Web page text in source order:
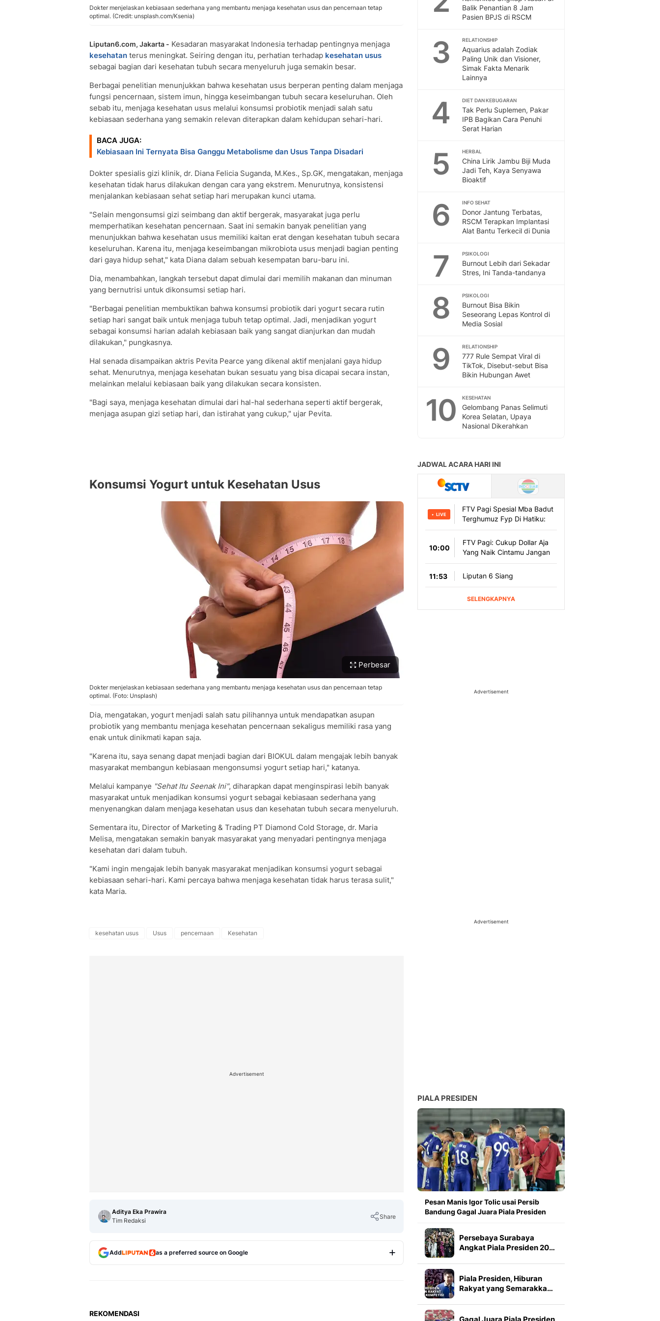
Dokter menjelaskan kebiasaan sederhana yang membantu menjaga kesehatan usus dan pencernaan tetap
optimal. (Credit: unsplash.com/Ksenia)
Liputan6.com, Jakarta - Kesadaran masyarakat Indonesia terhadap pentingnya menjaga
kesehatan terus meningkat. Seiring dengan itu, perhatian terhadap kesehatan usus
sebagai bagian dari kesehatan tubuh secara menyeluruh juga semakin besar.
Berbagai penelitian menunjukkan bahwa kesehatan usus berperan penting dalam menjaga
fungsi pencernaan, sistem imun, hingga keseimbangan tubuh secara keseluruhan. Oleh
sebab itu, menjaga kesehatan usus melalui konsumsi probiotik menjadi salah satu
kebiasaan sederhana yang semakin relevan diterapkan dalam kehidupan sehari-hari.
BACA JUGA:
Kebiasaan Ini Ternyata Bisa Ganggu Metabolisme dan Usus Tanpa Disadari
Dokter spesialis gizi klinik, dr. Diana Felicia Suganda, M.Kes., Sp.GK, mengatakan, menjaga
kesehatan tidak harus dilakukan dengan cara yang ekstrem. Menurutnya, konsistensi
menjalankan kebiasaan sehat setiap hari merupakan kunci utama.
"Selain mengonsumsi gizi seimbang dan aktif bergerak, masyarakat juga perlu
memperhatikan kesehatan pencernaan. Saat ini semakin banyak penelitian yang
menunjukkan bahwa kesehatan usus memiliki kaitan erat dengan kesehatan tubuh secara
keseluruhan. Karena itu, menjaga keseimbangan mikrobiota usus menjadi bagian penting
dari gaya hidup sehat," kata Diana dalam sebuah kesempatan baru-baru ini.
Dia, menambahkan, langkah tersebut dapat dimulai dari memilih makanan dan minuman
yang bernutrisi untuk dikonsumsi setiap hari.
"Berbagai penelitian membuktikan bahwa konsumsi probiotik dari yogurt secara rutin
setiap hari sangat baik untuk menjaga tubuh tetap optimal. Jadi, menjadikan yogurt
sebagai konsumsi harian adalah kebiasaan baik yang sangat dianjurkan dan mudah
dilakukan," pungkasnya.
Hal senada disampaikan aktris Pevita Pearce yang dikenal aktif menjalani gaya hidup
sehat. Menurutnya, menjaga kesehatan bukan sesuatu yang bisa dicapai secara instan,
melainkan melalui kebiasaan baik yang dilakukan secara konsisten.
"Bagi saya, menjaga kesehatan dimulai dari hal-hal sederhana seperti aktif bergerak,
menjaga asupan gizi setiap hari, dan istirahat yang cukup," ujar Pevita.
Konsumsi Yogurt untuk Kesehatan Usus
Perbesar
Dokter menjelaskan kebiasaan sederhana yang membantu menjaga kesehatan usus dan pencernaan tetap
optimal. (Foto: Unsplash)
Dia, mengatakan, yogurt menjadi salah satu pilihannya untuk mendapatkan asupan
probiotik yang membantu menjaga kesehatan pencernaan sekaligus memiliki rasa yang
enak untuk dinikmati kapan saja.
"Karena itu, saya senang dapat menjadi bagian dari BIOKUL dalam mengajak lebih banyak
masyarakat membangun kebiasaan mengonsumsi yogurt setiap hari," katanya.
Melalui kampanye "Sehat Itu Seenak Ini", diharapkan dapat menginspirasi lebih banyak
masyarakat untuk menjadikan konsumsi yogurt sebagai kebiasaan sederhana yang
menyenangkan dalam menjaga kesehatan usus dan kesehatan tubuh secara menyeluruh.
Sementara itu, Director of Marketing & Trading PT Diamond Cold Storage, dr. Maria
Melisa, mengatakan semakin banyak masyarakat yang menyadari pentingnya menjaga
kesehatan dari dalam tubuh.
"Kami ingin mengajak lebih banyak masyarakat menjadikan konsumsi yogurt sebagai
kebiasaan sehari-hari. Kami percaya bahwa menjaga kesehatan tidak harus terasa sulit,"
kata Maria.
kesehatan usus Usus pencernaan Kesehatan
Advertisement
Aditya Eka Prawira
Tim Redaksi
Share
Add as a preferred source on Google
REKOMENDASI
Balik Penantian 8 Jam
Pasien BPJS di RSCM
3 RELATIONSHIP
Aquarius adalah Zodiak
Paling Unik dan Visioner,
Simak Fakta Menarik
Lainnya
4 DIET DAN KEBUGARAN
Tak Perlu Suplemen, Pakar
IPB Bagikan Cara Penuhi
Serat Harian
5 HERBAL
China Lirik Jambu Biji Muda
Jadi Teh, Kaya Senyawa
Bioaktif
6 INFO SEHAT
Donor Jantung Terbatas,
RSCM Terapkan Implantasi
Alat Bantu Terkecil di Dunia
7 PSIKOLOGI
Burnout Lebih dari Sekadar
Stres, Ini Tanda-tandanya
8 PSIKOLOGI
Burnout Bisa Bikin
Seseorang Lepas Kontrol di
Media Sosial
9 RELATIONSHIP
777 Rule Sempat Viral di
TikTok, Disebut-sebut Bisa
Bikin Hubungan Awet
10 KESEHATAN
Gelombang Panas Selimuti
Korea Selatan, Upaya
Nasional Dikerahkan
Advertisement
Advertisement
PIALA PRESIDEN
Pesan Manis Igor Tolic usai Persib
Bandung Gagal Juara Piala Presiden
Persebaya Surabaya
Angkat Piala Presiden 20…
Piala Presiden, Hiburan
Rakyat yang Semarakka…